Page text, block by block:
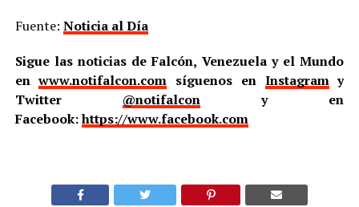
Fuente: Noticia al Día
Sigue las noticias de Falcón, Venezuela y el Mundo
enwww.notifalcon.com síguenos en Instagramy
Twitter @notifalcony en
Facebook:https://www.facebook.com